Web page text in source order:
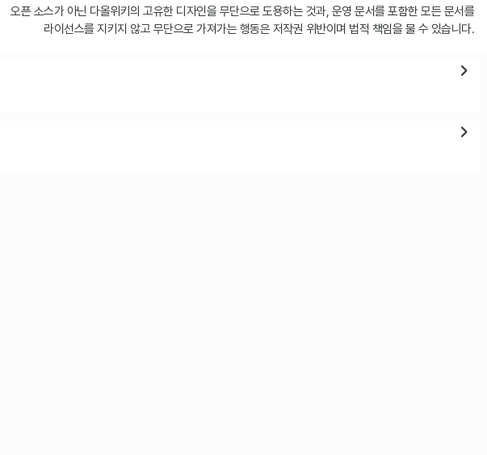
오픈 소스가 아닌 다올위키의 고유한 디자인을 무단으로 도용하는 것과, 운영 문서를 포함한 모든 문서를
라이선스를 지키지 않고 무단으로 가져가는 행동은 저작권 위반이며 법적 책임을 물 수 있습니다.